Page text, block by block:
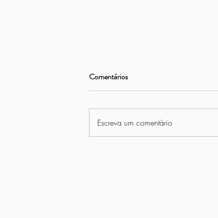
Comentários
Escreva um comentário